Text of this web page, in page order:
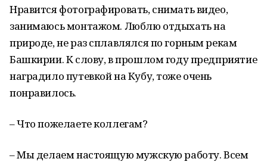
Нравится фотографировать, снимать видео,
занимаюсь монтажом. Люблю отдыхать на
природе, не раз сплавлялся по горным рекам
Башкирии. К слову, в прошлом году предприятие
наградило путевкой на Кубу, тоже очень
понравилось.
– Что пожелаете коллегам?
– Мы делаем настоящую мужскую работу. Всем